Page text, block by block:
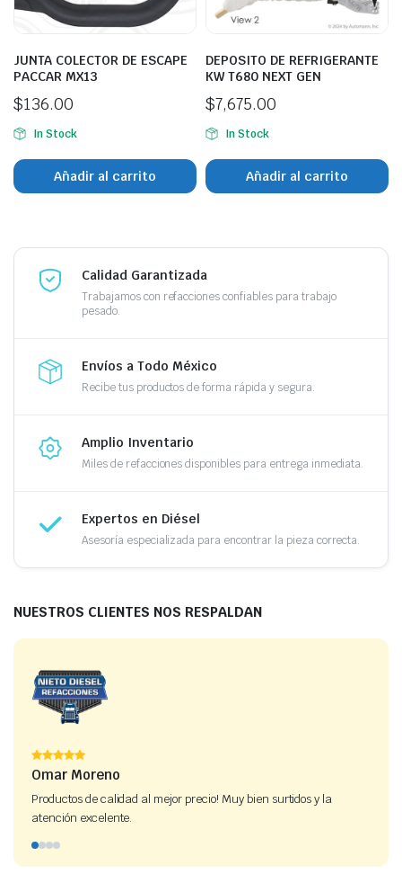
JUNTA COLECTOR DE ESCAPE
PACCAR MX13
$136.00
In Stock
Añadir al carrito
DEPOSITO DE REFRIGERANTE
KW T680 NEXT GEN
$7,675.00
In Stock
Añadir al carrito
Calidad Garantizada
Trabajamos con refacciones confiables para trabajo
pesado.
Envíos a Todo México
Recibe tus productos de forma rápida y segura.
Amplio Inventario
Miles de refacciones disponibles para entrega inmediata.
Expertos en Diésel
Asesoría especializada para encontrar la pieza correcta.
NUESTROS CLIENTES NOS RESPALDAN
Omar Moreno
Productos de calidad al mejor precio! Muy bien surtidos y la
atención excelente.